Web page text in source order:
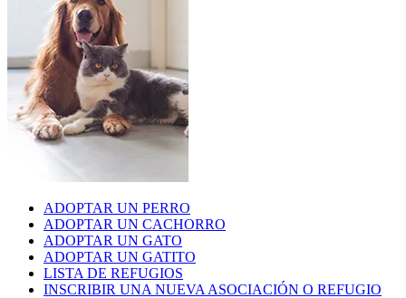
ADOPTAR UN PERRO
ADOPTAR UN CACHORRO
ADOPTAR UN GATO
ADOPTAR UN GATITO
LISTA DE REFUGIOS
INSCRIBIR UNA NUEVA ASOCIACIÓN O REFUGIO